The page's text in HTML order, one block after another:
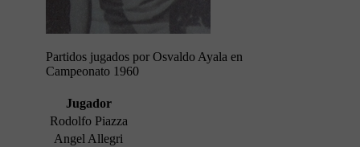
Partidos jugados por Osvaldo Ayala en
Campeonato 1960
Jugador
Rodolfo Piazza
Angel Allegri